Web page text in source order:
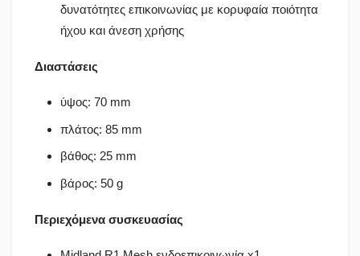
δυνατότητες επικοινωνίας με κορυφαία ποιότητα
ήχου και άνεση χρήσης
Διαστάσεις
ύψος: 70 mm
πλάτος: 85 mm
βάθος: 25 mm
βάρος: 50 g
Περιεχόμενα συσκευασίας